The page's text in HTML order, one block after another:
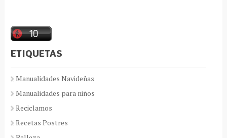
ETIQUETAS
Manualidades Navideñas
Manualidades para niños
Reciclamos
Recetas Postres